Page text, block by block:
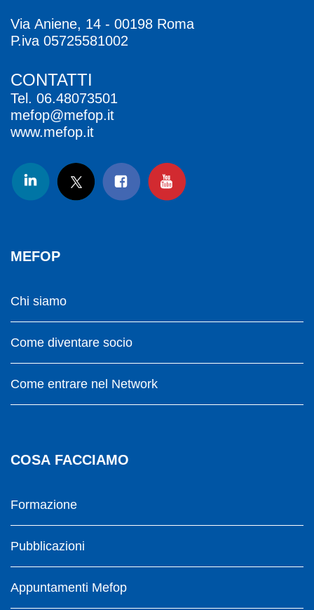
Via Aniene, 14 - 00198 Roma
P.iva 05725581002
CONTATTI
Tel. 06.48073501
mefop@mefop.it
www.mefop.it
MEFOP
Chi siamo
Come diventare socio
Come entrare nel Network
COSA FACCIAMO
Formazione
Pubblicazioni
Appuntamenti Mefop